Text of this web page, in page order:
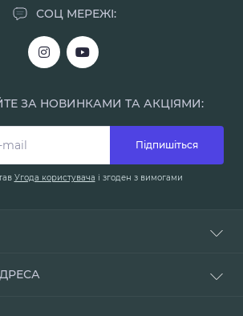
СОЦ МЕРЕЖІ:
ЗА НОВИНКАМИ ТА АКЦІЯМИ:
Підпишіться
Угода користувача і згоден з вимогами